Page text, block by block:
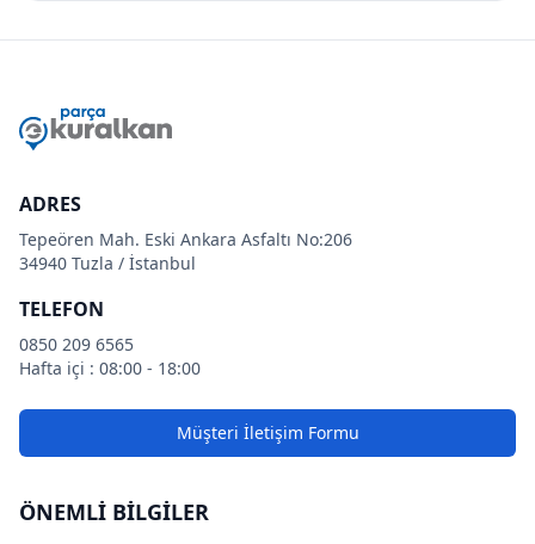
ADRES
Tepeören Mah. Eski Ankara Asfaltı No:206
34940 Tuzla / İstanbul
TELEFON
0850 209 6565
Hafta içi : 08:00 - 18:00
Müşteri İletişim Formu
ÖNEMLİ BİLGİLER